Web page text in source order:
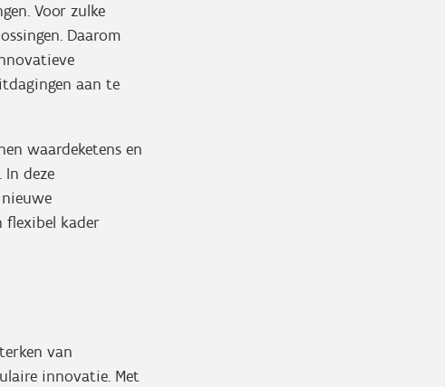
Voor zulke
Daarom
aan te
waardeketens en
In deze
flexibel kader
van
innovatie. Met